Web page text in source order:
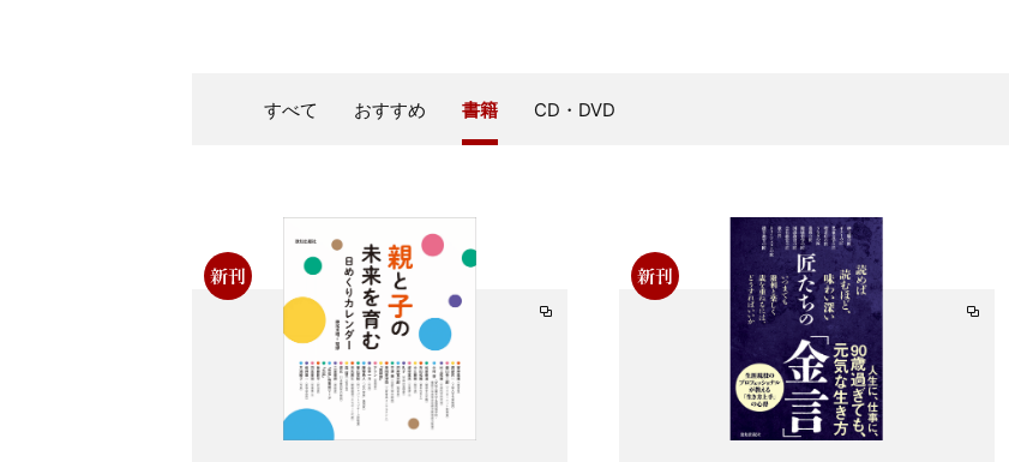
すべて おすすめ 書籍 CD・DVD